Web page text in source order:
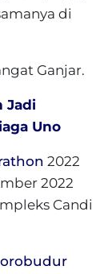
di
Ganjar.
Jadi
Uno
2022
2022
Candi